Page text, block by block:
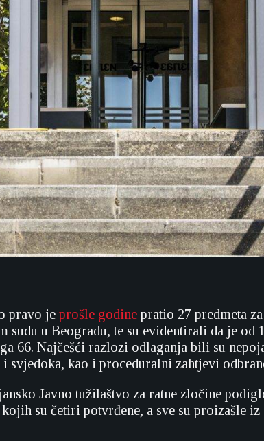
pravo je prošle godine pratio 27 predmeta
sudu u Beogradu, te su evidentirali da je od
66. Najčešći razlozi odlaganja bili su
svjedoka, kao i proceduralni zahtjevi
Javno tužilaštvo za ratne zločine
su četiri potvrđene, a sve su proizašle iz